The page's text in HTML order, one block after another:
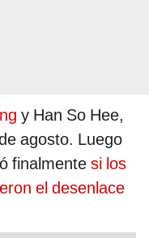
y Han So Hee,
agosto. Luego
finalmente si los
el desenlace